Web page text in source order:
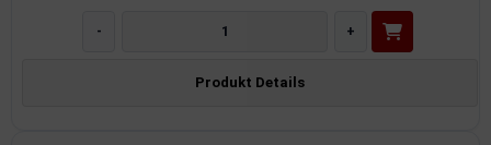
- +
Produkt Details